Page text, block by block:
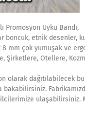
Promosyon Uyku Bandı,
boncuk, etnik
8 mm çok yumuşak ve
Şirketlere, Otellere,
olarak dağıtılabilecek
ulaşabilirsiniz.